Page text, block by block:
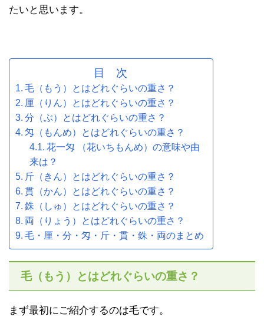
たいと思います。
目 次
毛（もう）とはどれぐらいの重さ？
厘（りん）とはどれぐらいの重さ？
分（ぶ）とはどれぐらいの重さ？
匁（もんめ）とはどれぐらいの重さ？
花一匁 （花いちもんめ）の意味や由
来は？
斤（きん）とはどれぐらいの重さ？
貫（かん）とはどれぐらいの重さ？
銖（しゅ）とはどれぐらいの重さ？
両（りょう）とはどれぐらいの重さ？
毛・厘・分・匁・斤・貫・銖・両のまとめ
毛（もう）とはどれぐらいの重さ？
まず最初にご紹介するのは毛です。